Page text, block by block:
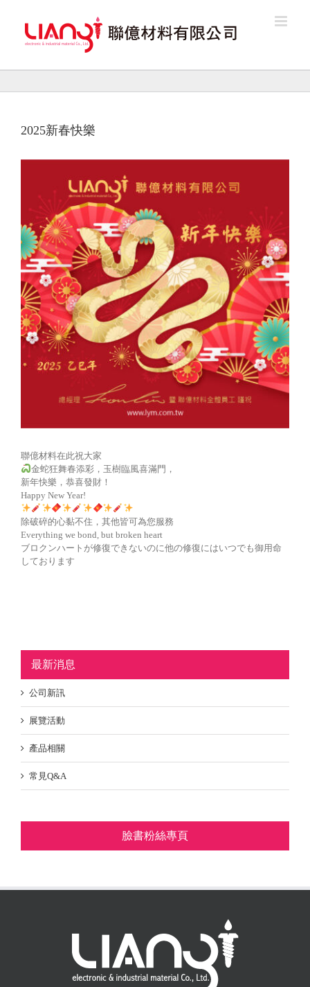
content
2025新春快樂
聯億材料在此祝大家
金蛇狂舞春添彩，玉樹臨風喜滿門，
新年快樂，恭喜發財！
Happy New Year!
除破碎的心黏不住，其他皆可為您服務
Everything we bond, but broken heart
ブロクンハートが修復できないのに他の修復にはいつでも御用命
しております
最新消息
公司新訊
展覽活動
產品相關
常見Q&A
臉書粉絲專頁